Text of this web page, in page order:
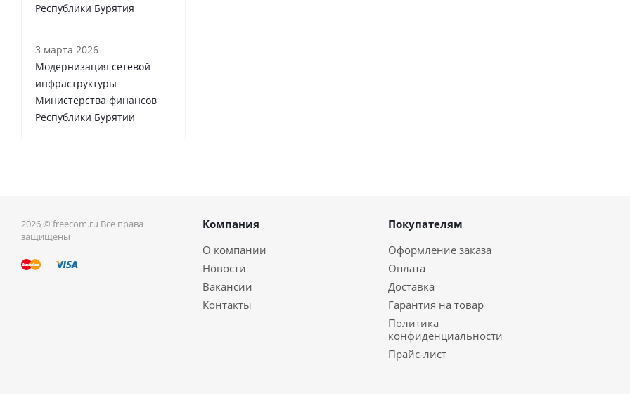
Республики Бурятия
3 марта 2026
Модернизация сетевой
инфраструктуры
Министерства финансов
Республики Бурятии
2026 © freecom.ru Все права
защищены
Компания
О компании
Новости
Вакансии
Контакты
Покупателям
Оформление заказа
Оплата
Доставка
Гарантия на товар
Политика
конфиденциальности
Прайс-лист